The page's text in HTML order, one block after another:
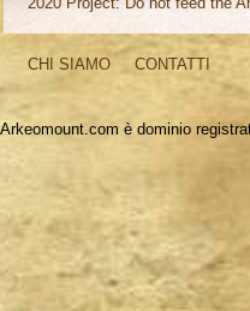
CHI SIAMO CONTATTI
Arkeomount.com è dominio